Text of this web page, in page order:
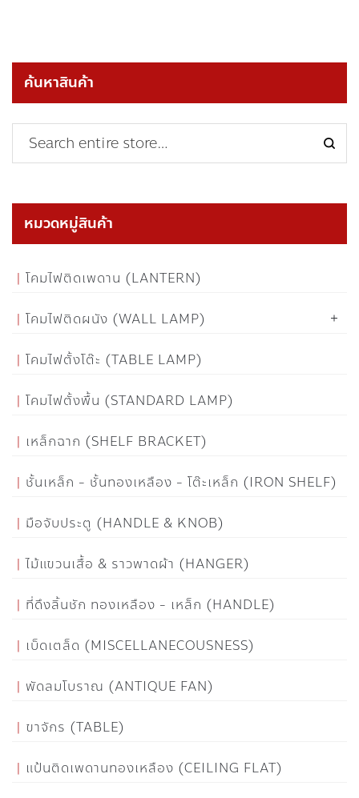
ค้นหาสินค้า
หมวดหมู่สินค้า
โคมไฟติดเพดาน (LANTERN)
โคมไฟติดผนัง (WALL LAMP)
โคมไฟตั้งโต๊ะ (TABLE LAMP)
โคมไฟตั้งพื้น (STANDARD LAMP)
เหล็กฉาก (SHELF BRACKET)
ชั้นเหล็ก - ชั้นทองเหลือง - โต๊ะเหล็ก (IRON SHELF)
มือจับประตู (HANDLE & KNOB)
ไม้แขวนเสื้อ & ราวพาดผ้า (HANGER)
ที่ดึงลิ้นชัก ทองเหลือง - เหล็ก (HANDLE)
เบ็ดเตล็ด (MISCELLANECOUSNESS)
พัดลมโบราณ (ANTIQUE FAN)
ขาจักร (TABLE)
แป้นติดเพดานทองเหลือง (CEILING FLAT)